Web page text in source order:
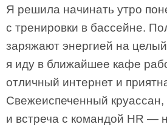
Я решила начинать утро
с тренировки в бассейне.
заряжают энергией на
я иду в ближайшее кафе
отличный интернет и
Свежеиспеченный круассан,
и встреча с командой HR —